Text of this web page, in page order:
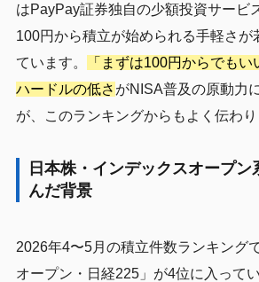
はPayPay証券独自の少額投資サービ
100円から積立が始められる手軽さが
ています。
「まずは100円からでも
ハードルの低さ がNISA普及の原動力
が、このランキングからもよく伝わり
日本株・インデックスオープン
んだ背景
2026年4〜5月の積立件数ランキング
オープン・日経225」が4位に入って